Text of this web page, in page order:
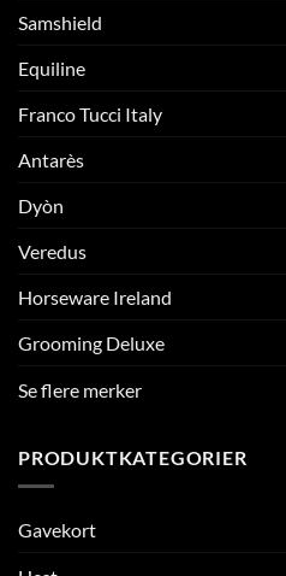
Samshield
Equiline
Franco Tucci Italy
Antarès
Dyòn
Veredus
Horseware Ireland
Grooming Deluxe
Se flere merker
PRODUKTKATEGORIER
Gavekort